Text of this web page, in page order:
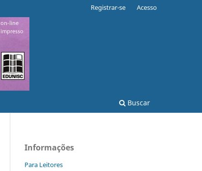
Buscar
Registrar-se Acesso
Informações
Para Leitores